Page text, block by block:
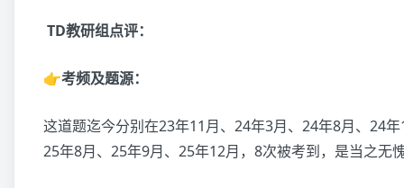
TD教研组点评：
👉考频及题源：
这道题迄今分别在23年11月、24年3月、24年8月、24
25年8月、25年9月、25年12月，8次被考到，是当之无